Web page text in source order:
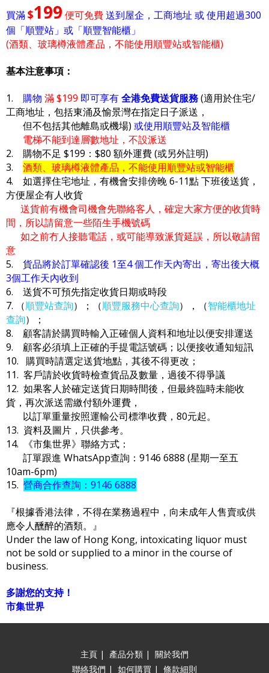
買滿$199 便可免費送到屋企，工商地址 或 使用超過300
個「順豐站」或「順豐智能櫃」
(酒類、玻璃樽液體產品，不能使用順豐站或智能櫃)
基本注意事項：
1. 購物 滿 $199 即可享有全港免費送貨服務(適用於住宅/
工商地址，包括東涌及愉景灣在指定日子派送，
但不包括其他離島或機場) 或使用順豐站及智能櫃
電梯不能到達層數地址，不設派送
2. 購物不足 $199：$80 額外運費 (或另外註明)
3. 酒類、玻璃樽液體產品，不能使用順豐站或智能櫃
4. 如選擇住宅地址，有機會安排傍晚 6-11點 下班後送貨，
方便屋企有人收貨
送貨前有機會司機會先聯絡客人，確定大家方便的收貨時
間，所以請留意一些陌生手機號碼
如之前冇人接聽電話，或可能導致派貨延誤，所以敬請留
意
5. 貨品將於訂單確認後 1至4 個工作天內寄出，寄出後大概
3個工作天內收到
6. 送貨不可預先指定收貨日期或時段
7. （順豐站查詢）；（順豐服務中心查詢），（智能櫃地址
查詢）；
8. 顧客請於購買時輸入正確個人資料和地址以便安排運送
9. 顧客必須填上正確的手提電話號碼；以便接收通知短訊
10. 購買時請選定送貨地點，其後不得更改；
11. 客戶請於收貨時檢查貨品及數量，過後不得爭議
12. 如果客人於確定送貨日期時間後，但最終臨時未能收
貨，再次派送需繳付額外運費，
以訂單重量按照運輸公司標準收費，80元起。
13. 資料及圖片，只供參考。
14. 《市集世界》聯絡方式：
訂單跟進 WhatsApp查詢：9146 6888 (星期一至五
10am-6pm)
15. 營商合作查詢：9146 6888
『根據香港法律，不得在業務過程中，向未成年人售賣或供
應令人醺醉的酒類。』
Under the law of Hong Kong, intoxicating liquor must
not be sold or supplied to a minor in the course of
business.
多謝您的支持！
市集世界
主頁 | 產品分類 | 關於我們
聯絡我們 | 如何購買 | 條款細則